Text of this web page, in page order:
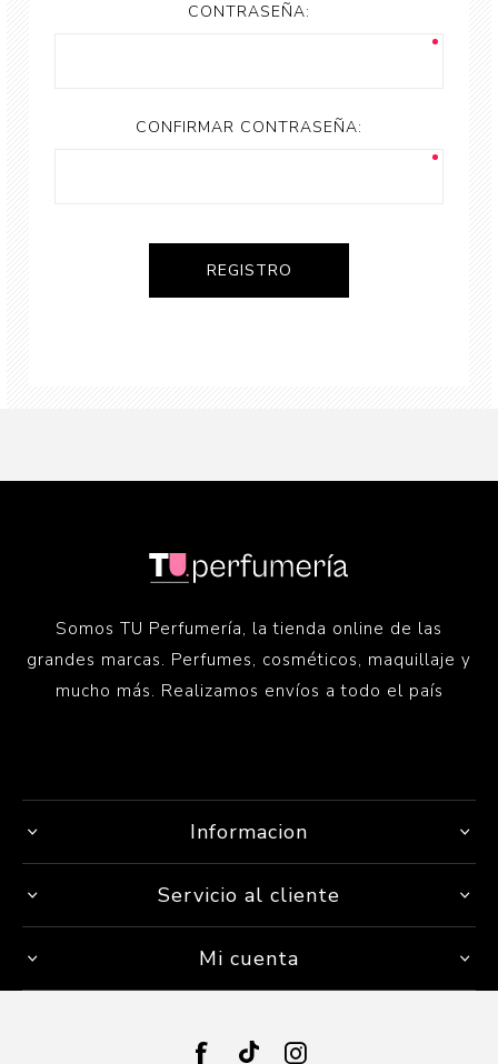
CONTRASEÑA:
CONFIRMAR CONTRASEÑA:
Somos TU Perfumería, la tienda online de las
grandes marcas. Perfumes, cosméticos, maquillaje y
mucho más. Realizamos envíos a todo el país
Informacion
Servicio al cliente
Mi cuenta